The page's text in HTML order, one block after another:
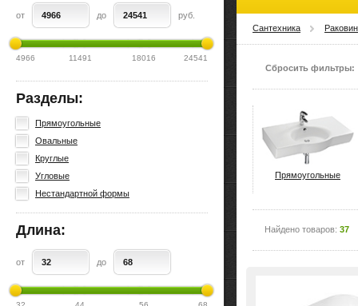
от до руб.
4966 11491 18016 24541
Разделы:
Прямоугольные
Овальные
Круглые
Угловые
Нестандартной формы
Длина:
от до
Сантехника
Сбросить фильтры:
Прямоугольные
Найдено товаров: 37